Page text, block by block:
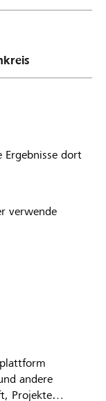
Ergebnisse dort
verwende
andere
Projekte